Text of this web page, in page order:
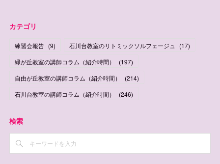
カテゴリ
練習会報告 (9) 石川台教室のリトミックソルフェージュ (17)
緑が丘教室の講師コラム（紹介時間）
(197)
自由が丘教室の講師コラム（紹介時間）
(214)
石川台教室の講師コラム（紹介時間）
(246)
検索